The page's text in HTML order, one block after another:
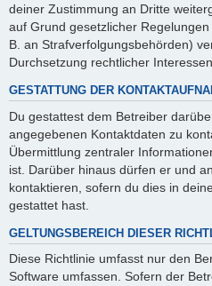
deiner Zustimmung an Dritte
auf Grund gesetzlicher
B. an Strafverfolgungsbehörden)
Durchsetzung rechtlicher
GESTATTUNG DER
Du gestattest dem Betreiber
angegebenen Kontaktdaten zu
Übermittlung zentraler
ist. Darüber hinaus dürfen er und
kontaktieren, sofern du dies in
gestattet hast.
GELTUNGSBEREICH DIESER
Diese Richtlinie umfasst nur den
Software umfassen. Sofern der